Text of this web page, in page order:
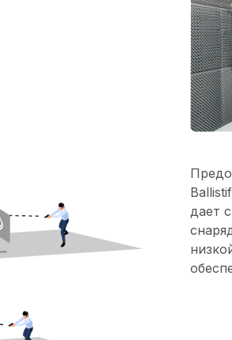
дает